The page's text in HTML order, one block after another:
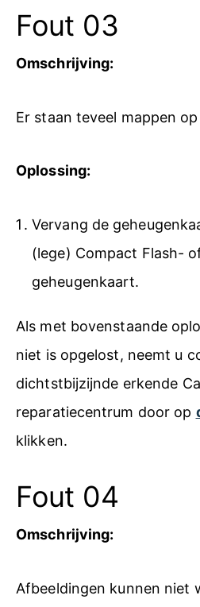
Fout 03
Omschrijving:
Er staan teveel mappen
Oplossing:
Vervang de
(lege) Compact Flash-
geheugenkaart.
Als met bovenstaande
niet is opgelost, neemt u
dichtstbijzijnde erkende
reparatiecentrum door op
klikken.
Fout 04
Omschrijving:
Afbeeldingen kunnen niet